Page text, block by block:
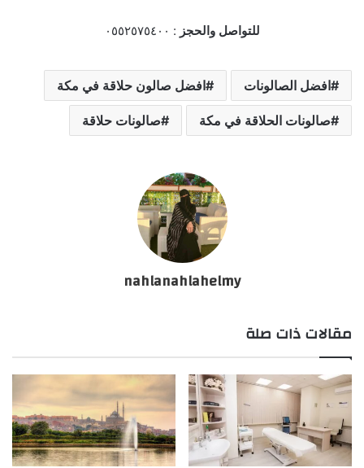
للتواصل والحجز : ٠٥٥٢٥٧٥٤٠٠
افضل الصالونات افضل صالون حلاقة في مكة
صالونات الحلاقة في مكة صالونات حلاقة
nahlanahlahelmy
مقالات ذات صلة